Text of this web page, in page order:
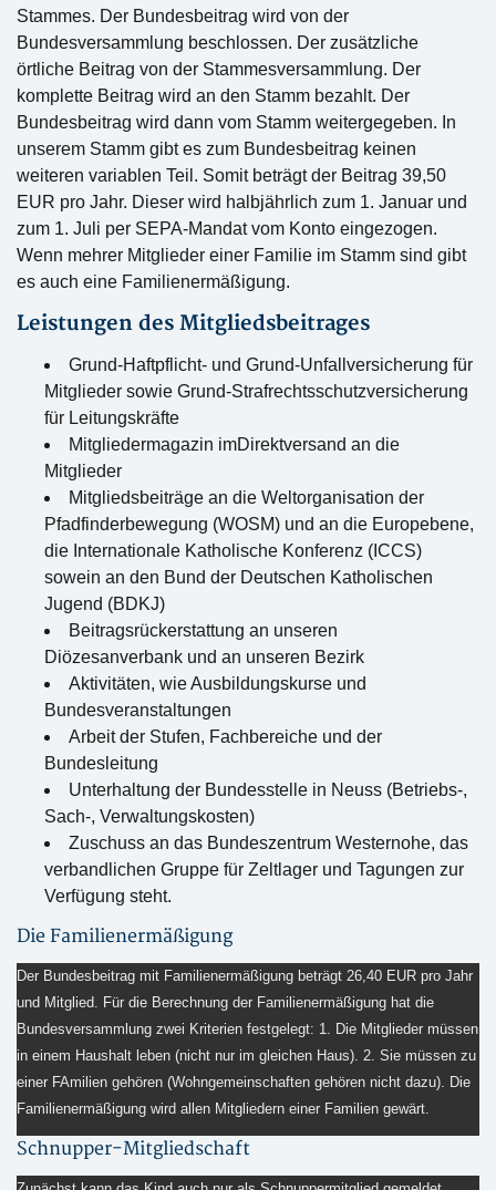
Stammes. Der Bundesbeitrag wird von der
Bundesversammlung beschlossen. Der zusätzliche
örtliche Beitrag von der Stammesversammlung. Der
komplette Beitrag wird an den Stamm bezahlt. Der
Bundesbeitrag wird dann vom Stamm weitergegeben. In
unserem Stamm gibt es zum Bundesbeitrag keinen
weiteren variablen Teil. Somit beträgt der Beitrag 39,50
EUR pro Jahr. Dieser wird halbjährlich zum 1. Januar und
zum 1. Juli per SEPA-Mandat vom Konto eingezogen.
Wenn mehrer Mitglieder einer Familie im Stamm sind gibt
es auch eine Familienermäßigung.
Leistungen des Mitgliedsbeitrages
Grund-Haftpflicht- und Grund-Unfallversicherung für
Mitglieder sowie Grund-Strafrechtsschutzversicherung
für Leitungskräfte
Mitgliedermagazin imDirektversand an die
Mitglieder
Mitgliedsbeiträge an die Weltorganisation der
Pfadfinderbewegung (WOSM) und an die Europebene,
die Internationale Katholische Konferenz (ICCS)
sowein an den Bund der Deutschen Katholischen
Jugend (BDKJ)
Beitragsrückerstattung an unseren
Diözesanverbank und an unseren Bezirk
Aktivitäten, wie Ausbildungskurse und
Bundesveranstaltungen
Arbeit der Stufen, Fachbereiche und der
Bundesleitung
Unterhaltung der Bundesstelle in Neuss (Betriebs-,
Sach-, Verwaltungskosten)
Zuschuss an das Bundeszentrum Westernohe, das
verbandlichen Gruppe für Zeltlager und Tagungen zur
Verfügung steht.
Die Familienermäßigung
Der Bundesbeitrag mit Familienermäßigung beträgt 26,40 EUR pro Jahr
und Mitglied. Für die Berechnung der Familienermäßigung hat die
Bundesversammlung zwei Kriterien festgelegt: 1. Die Mitglieder müssen
in einem Haushalt leben (nicht nur im gleichen Haus). 2. Sie müssen zu
einer FAmilien gehören (Wohngemeinschaften gehören nicht dazu). Die
Familienermäßigung wird allen Mitgliedern einer Familien gewärt.
Schnupper-Mitgliedschaft